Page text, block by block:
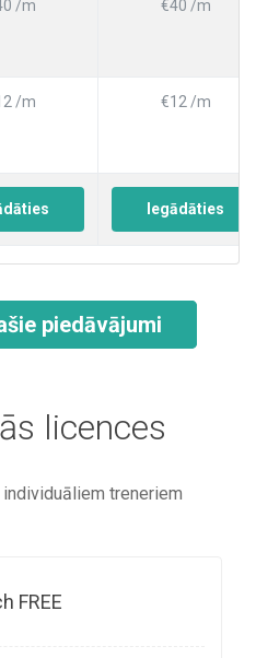
/m €40 /m
/m €12 /m
Iegādāties
piedāvājumi
licences
treneriem
FREE